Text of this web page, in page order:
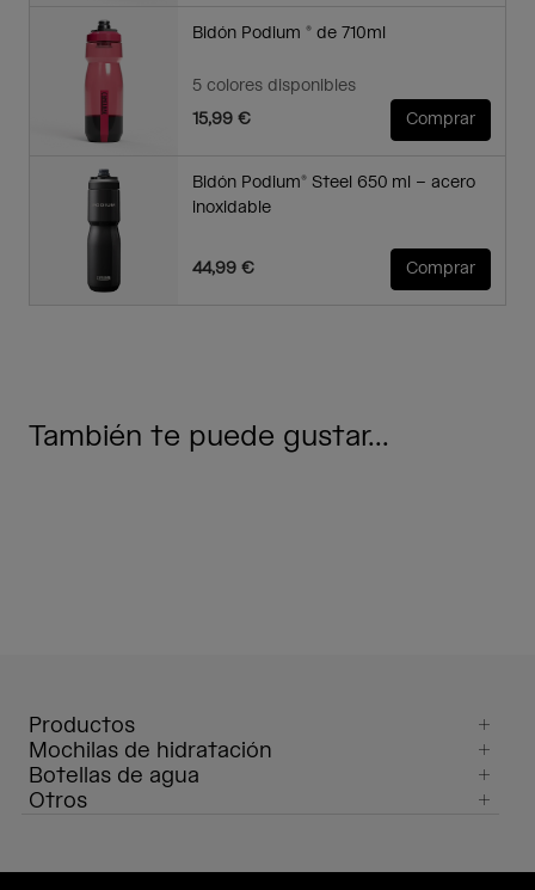
Bidón Podium ® de 710ml
5 colores disponibles
15,99 €
Comprar
Bidón Podium® Steel 650 ml – acero
inoxidable
44,99 € Comprar
También te puede gustar...
Productos
Mochilas de hidratación
Botellas de agua
Otros